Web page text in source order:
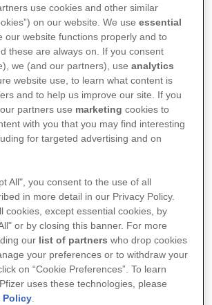
sull’importanza di
sicurezza e della tutela
luogo di lavoro: è questo
Giornata Mondiale della
use cookies and other similar
on our website. We useessential
our website functions properly and to
these are always on. If you consent
we (and our partners), useanalytics
website use, to learn what content is
and to help us improve our site. If you
partners use marketing cookies to
with you that you may find interesting
for targeted advertising and on
All", you consent to the use of all
in more detail in our Privacy Policy.
cookies, except essential cookies, by
or by closing this banner. For more
our list of partners who drop cookies
your preferences or to withdraw your
on “Cookie Preferences”. To learn
uses these technologies, please
Policy